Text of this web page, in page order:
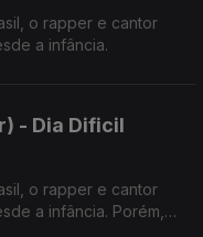
o rapper e cantor
a infância.
- Dia Dificil
o rapper e cantor
a infância. Porém,